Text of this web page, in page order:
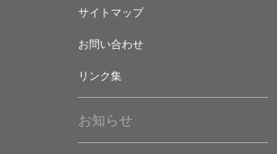
サイトマップ
お問い合わせ
リンク集
お知らせ